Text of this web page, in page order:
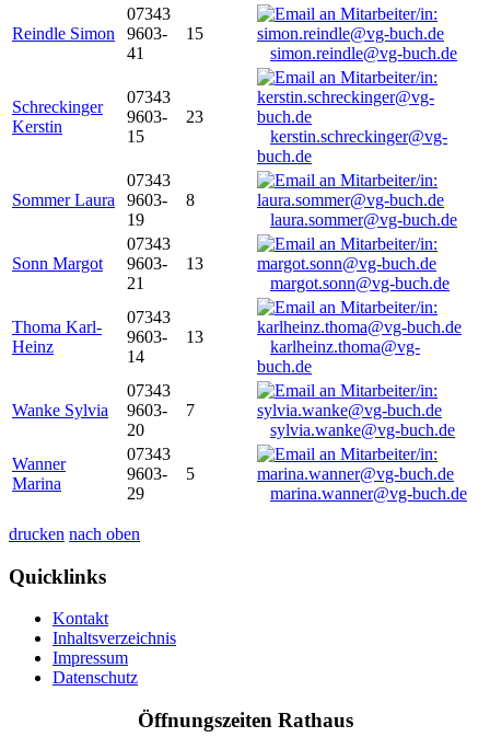
Reindle Simon
07343
9603-
41
15
simon.reindle@vg-buch.de
Schreckinger
Kerstin
07343
9603-
15
23
kerstin.schreckinger@vg-
buch.de
Sommer Laura
07343
9603-
19
8
laura.sommer@vg-buch.de
Sonn Margot
07343
9603-
21
13
margot.sonn@vg-buch.de
Thoma Karl-
Heinz
07343
9603-
14
13
karlheinz.thoma@vg-
buch.de
Wanke Sylvia
07343
9603-
20
7
sylvia.wanke@vg-buch.de
Wanner
Marina
07343
9603-
29
5
marina.wanner@vg-buch.de
drucken nach oben
Quicklinks
Kontakt
Inhaltsverzeichnis
Impressum
Datenschutz
Öffnungszeiten Rathaus